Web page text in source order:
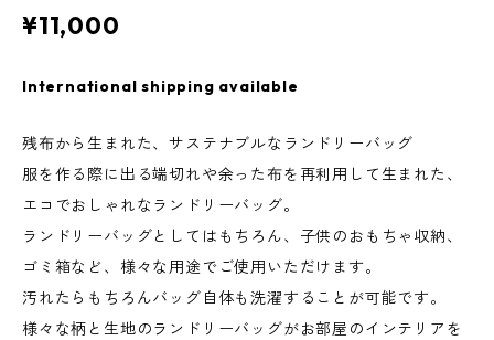
¥11,000
International shipping available
残布から生まれた、サステナブルなランドリーバッグ
服を作る際に出る端切れや余った布を再利用して生まれた、
エコでおしゃれなランドリーバッグ。
ランドリーバッグとしてはもちろん、子供のおもちゃ収納、
ゴミ箱など、様々な用途でご使用いただけます。
汚れたらもちろんバッグ自体も洗濯することが可能です。
様々な柄と生地のランドリーバッグがお部屋のインテリアを